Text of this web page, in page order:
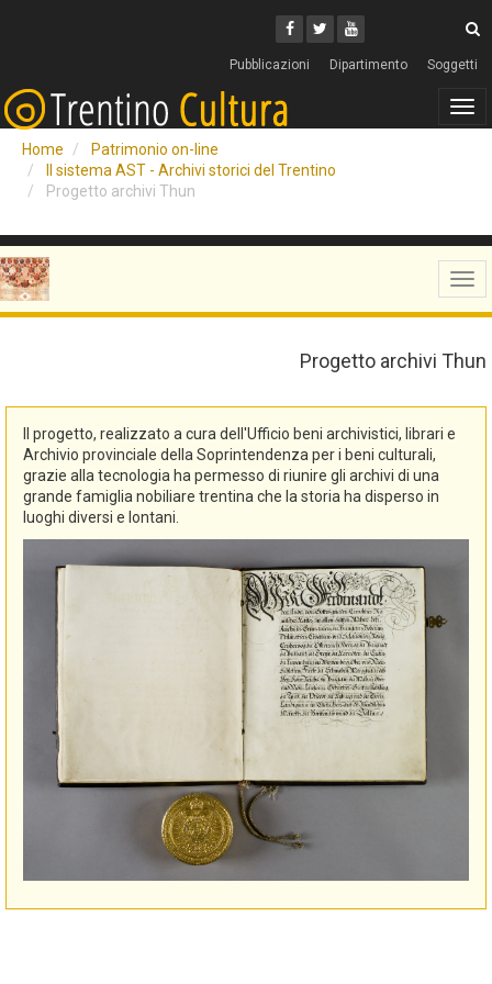
Facebook
Twitter
Youtube
Pubblicazioni Dipartimento Soggetti
Home
Patrimonio on-line
Il sistema AST - Archivi storici del Trentino
Progetto archivi Thun
Progetto archivi Thun
Il progetto, realizzato a cura dell'Ufficio beni archivistici, librari e
Archivio provinciale della Soprintendenza per i beni culturali,
grazie alla tecnologia ha permesso di riunire gli archivi di una
grande famiglia nobiliare trentina che la storia ha disperso in
luoghi diversi e lontani.